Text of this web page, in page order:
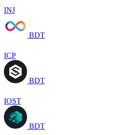
INJ
BDT
ICP
BDT
IOST
BDT